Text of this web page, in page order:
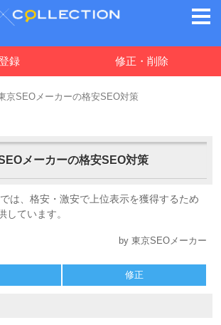
録 修正・削除
メーカーの格安SEO対策
は、格安・激安で上位表示を獲得するため
しています。
by 東京SEOメーカー
修正